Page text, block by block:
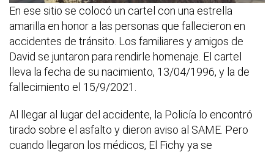
En ese sitio se colocó un cartel con una estrella
amarilla en honor a las personas que fallecieron en
accidentes de tránsito. Los familiares y amigos de
David se juntaron para rendirle homenaje. El cartel
lleva la fecha de su nacimiento, 13/04/1996, y la de
fallecimiento el 15/9/2021.
Al llegar al lugar del accidente, la Policía lo encontró
tirado sobre el asfalto y dieron aviso al SAME. Pero
cuando llegaron los médicos, El Fichy ya se